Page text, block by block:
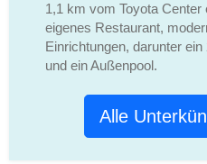
1,1 km vom Toyota Center
eigenes Restaurant,
Einrichtungen, darunter
und ein Außenpool.
Alle